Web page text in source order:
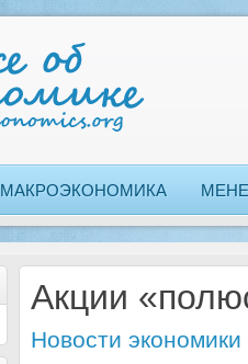
МАКРОЭКОНОМИКА
Акции
Новости экономики